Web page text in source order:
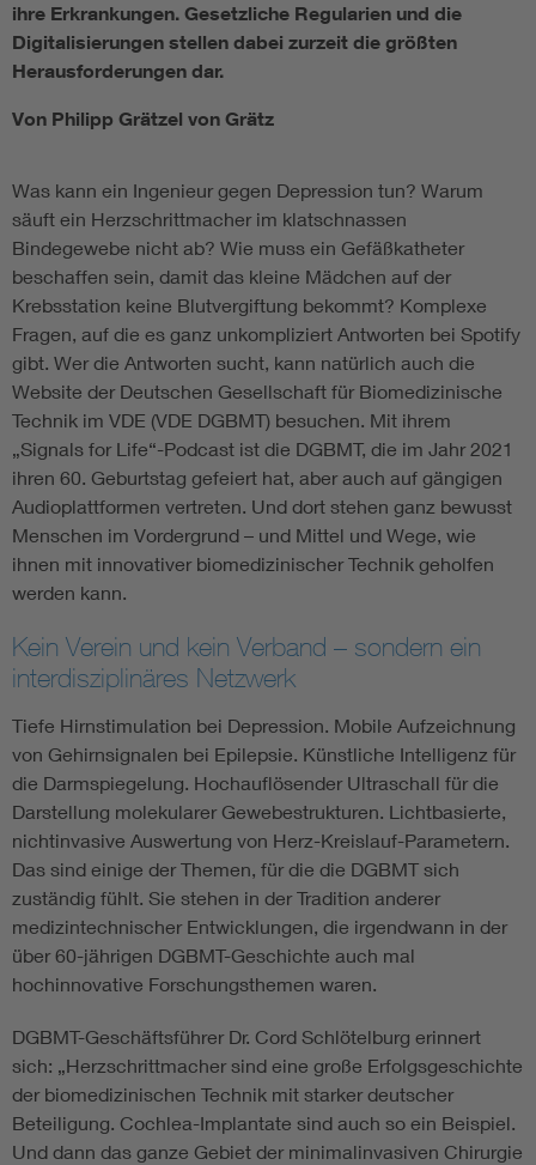
ihre Erkrankungen. Gesetzliche Regularien und die
Digitalisierungen stellen dabei zurzeit die größten
Herausforderungen dar.
Von Philipp Grätzel von Grätz
Was kann ein Ingenieur gegen Depression tun? Warum
säuft ein Herzschrittmacher im klatschnassen
Bindegewebe nicht ab? Wie muss ein Gefäßkatheter
beschaffen sein, damit das kleine Mädchen auf der
Krebsstation keine Blutvergiftung bekommt? Komplexe
Fragen, auf die es ganz unkompliziert Antworten bei Spotify
gibt. Wer die Antworten sucht, kann natürlich auch die
Website der Deutschen Gesellschaft für Biomedizinische
Technik im VDE (VDE DGBMT) besuchen. Mit ihrem
„Signals for Life“-Podcast ist die DGBMT, die im Jahr 2021
ihren 60. Geburtstag gefeiert hat, aber auch auf gängigen
Audioplattformen vertreten. Und dort stehen ganz bewusst
Menschen im Vordergrund – und Mittel und Wege, wie
ihnen mit innovativer biomedizinischer Technik geholfen
werden kann.
Kein Verein und kein Verband – sondern ein
interdisziplinäres Netzwerk
Tiefe Hirnstimulation bei Depression. Mobile Aufzeichnung
von Gehirnsignalen bei Epilepsie. Künstliche Intelligenz für
die Darmspiegelung. Hochauflösender Ultraschall für die
Darstellung molekularer Gewebestrukturen. Lichtbasierte,
nichtinvasive Auswertung von Herz-Kreislauf-Parametern.
Das sind einige der Themen, für die die DGBMT sich
zuständig fühlt. Sie stehen in der Tradition anderer
medizintechnischer Entwicklungen, die irgendwann in der
über 60-jährigen DGBMT-Geschichte auch mal
hochinnovative Forschungsthemen waren.
DGBMT-Geschäftsführer Dr. Cord Schlötelburg erinnert
sich: „Herzschrittmacher sind eine große Erfolgsgeschichte
der biomedizinischen Technik mit starker deutscher
Beteiligung. Cochlea-Implantate sind auch so ein Beispiel.
Und dann das ganze Gebiet der minimalinvasiven Chirurgie